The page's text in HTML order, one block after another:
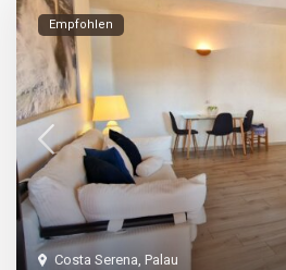
Costa Serena, Palau
Empfohlen